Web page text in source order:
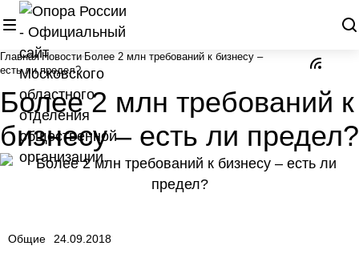
Главная Новости Более 2 млн требований к бизнесу –
есть ли предел?
Более 2 млн требований к
бизнесу – есть ли предел?
Общие 24.09.2018